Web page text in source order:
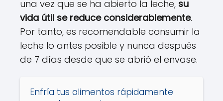
una vez que se ha abierto la leche, su
vida útil se reduce considerablemente.
Por tanto, es recomendable consumir la
leche lo antes posible y nunca después
de 7 días desde que se abrió el envase.
Enfría tus alimentos rápidamente